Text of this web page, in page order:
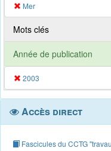
Mer
Mots clés
Année de publication
2003
Accès direct
Fascicules du CCTG